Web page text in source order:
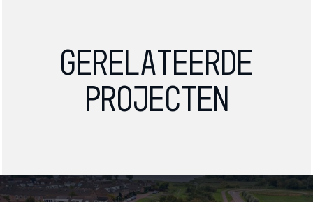
Gerelateerde
projecten